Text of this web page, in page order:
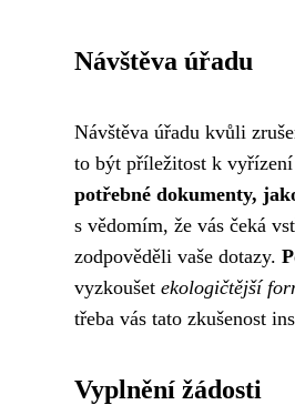
Návštěva úřadu
Návštěva úřadu kvůli
to být příležitost k
potřebné dokumenty,
s vědomím, že vás čeká
zodpověděli vaše dotazy.
vyzkoušet ekologičtější
třeba vás tato zkušenost
Vyplnění žádosti